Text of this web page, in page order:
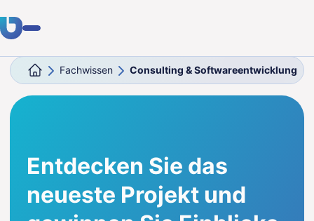
Fachwissen
Karriere
Fachwissen Consulting & Softwareentwicklung
Entdecken Sie das
neueste Projekt und